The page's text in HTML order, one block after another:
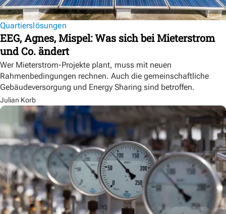
Quartierslösungen
EEG, Agnes, Mispel: Was sich bei Mieterstrom
und Co. ändert
Wer Mieterstrom-Projekte plant, muss mit neuen
Rahmenbedingungen rechnen. Auch die gemeinschaftliche
Gebäudeversorgung und Energy Sharing sind betroffen.
Julian Korb